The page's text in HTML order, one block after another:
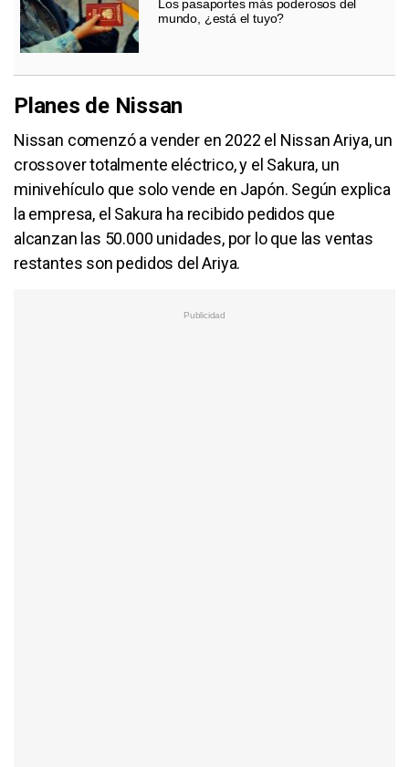
Los pasaportes más poderosos del
mundo, ¿está el tuyo?
Planes de Nissan
Nissan comenzó a vender en 2022 el Nissan Ariya, un
crossover totalmente eléctrico, y el Sakura, un
minivehículo que solo vende en Japón. Según explica
la empresa, el Sakura ha recibido pedidos que
alcanzan las 50.000 unidades, por lo que las ventas
restantes son pedidos del Ariya.